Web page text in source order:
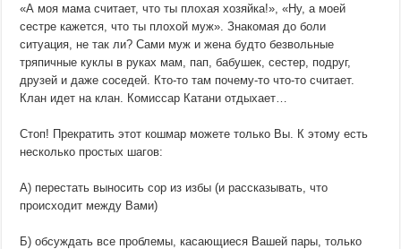
«А моя мама считает, что ты плохая хозяйка!», «Ну, а моей
сестре кажется, что ты плохой муж». Знакомая до боли
ситуация, не так ли? Сами муж и жена будто безвольные
тряпичные куклы в руках мам, пап, бабушек, сестер, подруг,
друзей и даже соседей. Кто-то там почему-то что-то считает.
Клан идет на клан. Комиссар Катани отдыхает…
Стоп! Прекратить этот кошмар можете только Вы. К этому есть
несколько простых шагов:
А) перестать выносить сор из избы (и рассказывать, что
происходит между Вами)
Б) обсуждать все проблемы, касающиеся Вашей пары, только